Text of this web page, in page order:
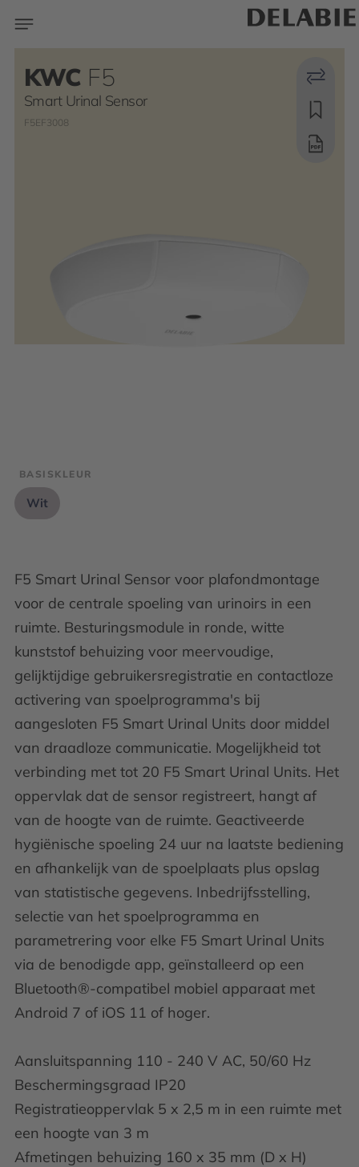
KWC F5
Smart Urinal Sensor
F5EF3008
F5 Smart Urinal Sensor voor plafondmontage
voor de centrale spoeling van urinoirs in een
ruimte. Besturingsmodule in ronde, witte
kunststof behuizing voor meervoudige,
gelijktijdige gebruikersregistratie en contactloze
activering van spoelprogramma's bij
aangesloten F5 Smart Urinal Units door middel
van draadloze communicatie. Mogelijkheid tot
verbinding met tot 20 F5 Smart Urinal Units. Het
oppervlak dat de sensor registreert, hangt af
van de hoogte van de ruimte. Geactiveerde
hygiënische spoeling 24 uur na laatste bediening
en afhankelijk van de spoelplaats plus opslag
van statistische gegevens. Inbedrijfsstelling,
selectie van het spoelprogramma en
parametrering voor elke F5 Smart Urinal Units
via de benodigde app, geïnstalleerd op een
Bluetooth®-compatibel mobiel apparaat met
Android 7 of iOS 11 of hoger.
Aansluitspanning 110 - 240 V AC, 50/60 Hz
Beschermingsgraad IP20
Registratieoppervlak 5 x 2,5 m in een ruimte met
een hoogte van 3 m
Afmetingen behuizing 160 x 35 mm (D x H)
BASISKLEUR
Wit